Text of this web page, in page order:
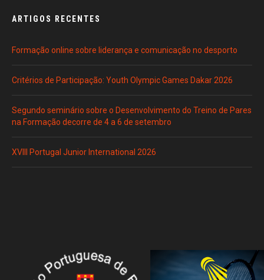
ARTIGOS RECENTES
Formação online sobre liderança e comunicação no desporto
Critérios de Participação: Youth Olympic Games Dakar 2026
Segundo seminário sobre o Desenvolvimento do Treino de Pares
na Formação decorre de 4 a 6 de setembro
XVIII Portugal Junior International 2026